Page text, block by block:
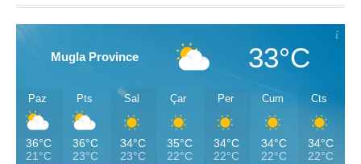
Mugla Province 33°C
Paz
36°C
21°C
Pts
36°C
23°C
Sal
34°C
23°C
Çar
35°C
22°C
Per
34°C
22°C
Cum
34°C
22°C
Cts
34°C
22°C